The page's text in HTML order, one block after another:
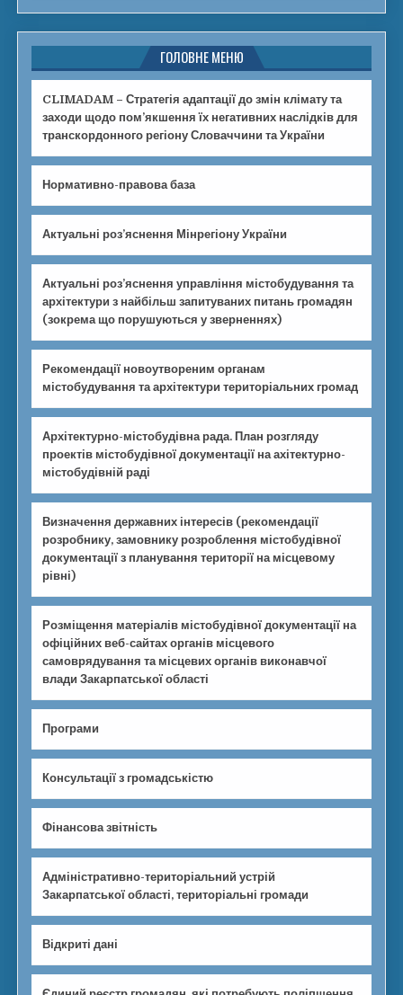
ГОЛОВНЕ МЕНЮ
CLIMADAM – Стратегія адаптації до змін клімату та
заходи щодо пом’якшення їх негативних наслідків для
транскордонного регіону Словаччини та України
Нормативно-правова база
Актуальні роз’яснення Мінрегіону України
Актуальні роз’яснення управління містобудування та
архітектури з найбільш запитуваних питань громадян
(зокрема що порушуються у зверненнях)
Рекомендації новоутвореним органам
містобудування та архітектури територіальних громад
Архітектурно-містобудівна рада. План розгляду
проектів містобудівної документації на ахітектурно-
містобудівній раді
Визначення державних інтересів (рекомендації
розробнику, замовнику розроблення містобудівної
документації з планування території на місцевому
рівні)
Розміщення матеріалів містобудівної документації на
офіційних веб-сайтах органів місцевого
самоврядування та місцевих органів виконавчої
влади Закарпатської області
Програми
Консультації з громадськістю
Фінансова звітність
Адміністративно-територіальний устрій
Закарпатської області, територіальні громади
Відкриті дані